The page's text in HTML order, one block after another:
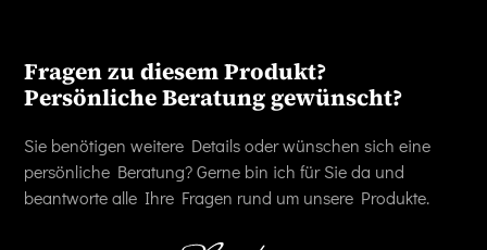
Fragen zu diesem Produkt?
Persönliche Beratung gewünscht?
Sie benötigen weitere Details oder wünschen sich eine
persönliche Beratung? Gerne bin ich für Sie da und
beantworte alle Ihre Fragen rund um unsere Produkte.